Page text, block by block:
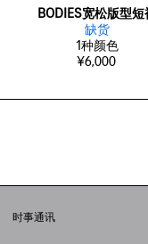
BODIES宽松版型短
缺货
1种颜色
¥6,000
时事通讯